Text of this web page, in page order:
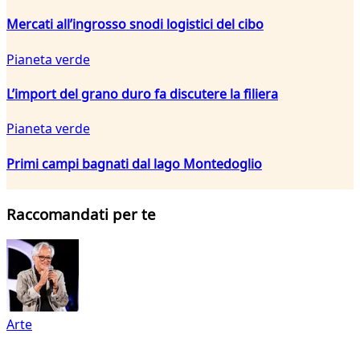
Mercati all’ingrosso snodi logistici del cibo
Pianeta verde
L’import del grano duro fa discutere la filiera
Pianeta verde
Primi campi bagnati dal lago Montedoglio
Raccomandati per te
Arte